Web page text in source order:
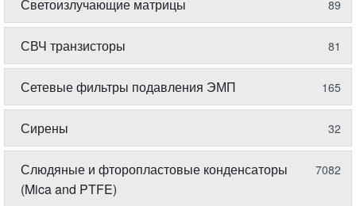
Светоизлучающие матрицы 89
СВЧ транзисторы 81
Сетевые фильтры подавления ЭМП 165
Сирены 32
Слюдяные и фторопластовые конденсаторы
(Mica and PTFE)
7082